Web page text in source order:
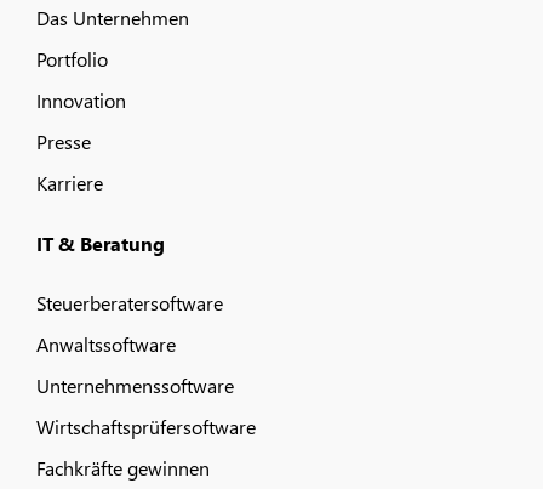
Das Unternehmen
Portfolio
Innovation
Presse
Karriere
IT & Beratung
Steuerberatersoftware
Anwaltssoftware
Unternehmenssoftware
Wirtschaftsprüfersoftware
Fachkräfte gewinnen